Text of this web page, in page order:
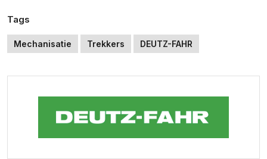
Tags
Mechanisatie Trekkers DEUTZ-FAHR